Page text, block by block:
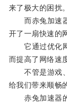
来了极大的困扰。
而赤兔加速器
开了一扇快速的
它通过优化网
而提高了网络速
不管是游戏、
给我们带来顺畅
赤兔加速器的